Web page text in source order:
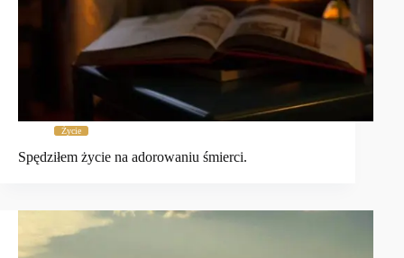
Życie
Spędziłem życie na adorowaniu śmierci.